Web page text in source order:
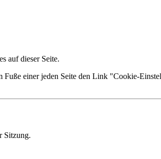
auf dieser Seite.
Fuße einer jeden Seite den Link "Cookie-
Sitzung.